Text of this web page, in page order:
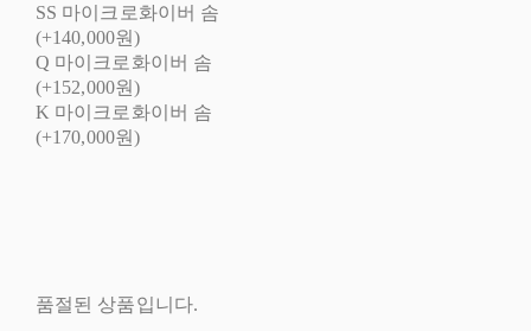
SS 마이크로화이버 솜
(+140,000원)
Q 마이크로화이버 솜
(+152,000원)
K 마이크로화이버 솜
(+170,000원)
품절된 상품입니다.